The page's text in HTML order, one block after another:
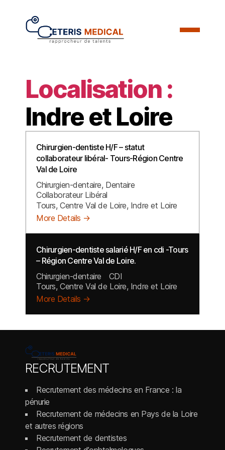
Localisation :
Indre et Loire
Chirurgien-dentiste H/F – statut
collaborateur libéral- Tours-Région Centre
Val de Loire
Chirurgien-dentaire Dentaire
Collaborateur Libéral
Tours Centre Val de Loire Indre et Loire
More Details
Chirurgien-dentiste salarié H/F en cdi -Tours
– Région Centre Val de Loire.
Chirurgien-dentaire
CDI
Tours Centre Val de Loire Indre et Loire
More Details
RECRUTEMENT
Recrutement des médecins en France : la
pénurie
Recrutement de médecins en Pays de la Loire
et autres régions
Recrutement de dentistes